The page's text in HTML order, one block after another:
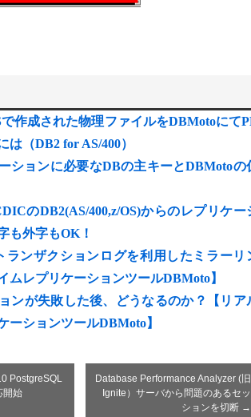
作成された物理ファイルをDBMotoにて
は（DB2 for AS/400）
ションに必要なDBの主キーとDBMotoの
のDB2(AS/400,z/OS)からのレプリケー
も外字もOK！
ランザクションログを利用したミラーリ
ムレプリケーションツールDBMoto】
ンが失敗した後、どうなるのか？【リア
ーションツールDBMoto】
PostgreSQL
開始
Database Performance Analyzer (旧
Ignite）サーバから問題のあるセッ
ションを切断 →